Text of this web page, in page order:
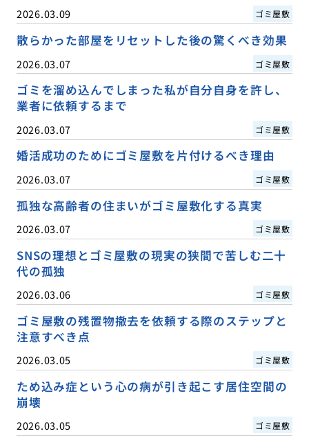
2026.03.09 ゴミ屋敷
散らかった部屋をリセットした後の驚くべき効果
2026.03.07 ゴミ屋敷
ゴミを溜め込んでしまった私が自分自身を許し、
業者に依頼するまで
2026.03.07 ゴミ屋敷
婚活成功のためにゴミ屋敷を片付けるべき理由
2026.03.07 ゴミ屋敷
孤独な高齢者の住まいがゴミ屋敷化する真実
2026.03.07 ゴミ屋敷
SNSの理想とゴミ屋敷の現実の狭間で苦しむ二十
代の孤独
2026.03.06 ゴミ屋敷
ゴミ屋敷の残置物撤去を依頼する際のステップと
注意すべき点
2026.03.05 ゴミ屋敷
ため込み症という心の病が引き起こす居住空間の
崩壊
2026.03.05 ゴミ屋敷